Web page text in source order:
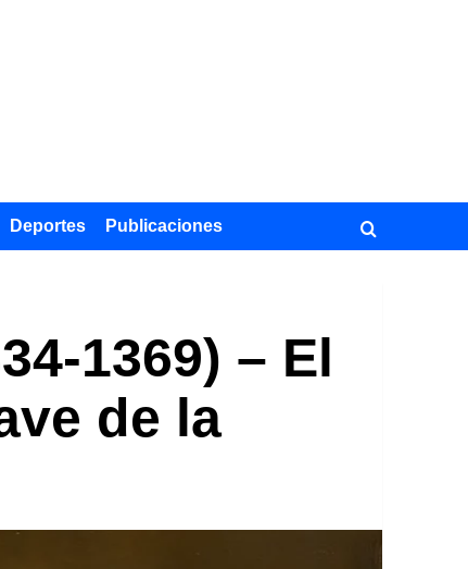
Deportes Publicaciones
1369) – El
de la